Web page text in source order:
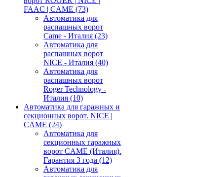
FAAC | CAME (73)
Автоматика для
распашных ворот
Came - Италия (23)
Автоматика для
распашных ворот
NICE - Италия (40)
Автоматика для
распашных ворот
Roger Technology -
Италия (10)
Автоматика для гаражных и
секционных ворот. NICE |
CAME (24)
Автоматика для
секционных гаражных
ворот CAME (Италия).
Гарантия 3 года (12)
Автоматика для